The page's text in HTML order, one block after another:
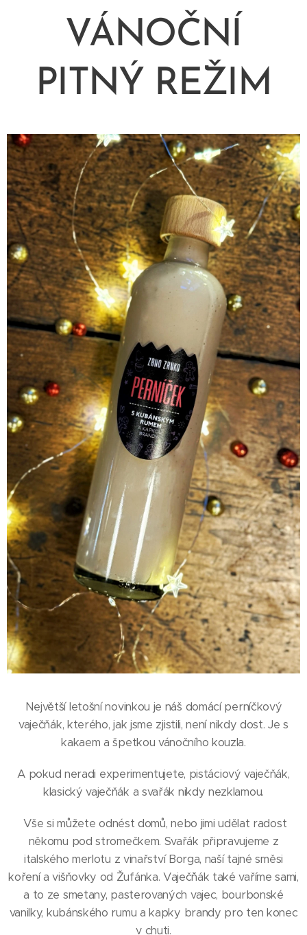
VÁNOČNÍ
PITNÝ REŽIM
Největší letošní novinkou je náš domácí perníčkový
vaječňák, kterého, jak jsme zjistili, není nikdy dost. Je s
kakaem a špetkou vánočního kouzla.
A pokud neradi experimentujete, pistáciový vaječňák,
klasický vaječňák a svařák nikdy nezklamou.
Vše si můžete odnést domů, nebo jimi udělat radost
někomu pod stromečkem. Svařák připravujeme z
italského merlotu z vinařství Borga, naší tajné směsi
koření a višňovky od Žufánka. Vaječˇňák také vaříme sami,
a to ze smetany, pasterovaných vajec, bourbonské
vanilky, kubánského rumu a kapky brandy pro ten konec
v chuti.